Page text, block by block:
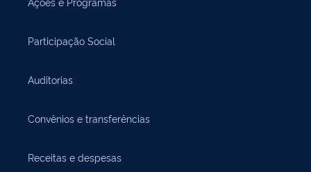
Participação Social
Auditorias
Convênios e transferências
Receitas e despesas